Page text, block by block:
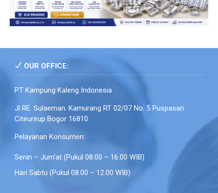
OUR OFFICE:
PT Kampung Kaleng Indonesia
Jl RE. Sulaeman. Kamurang RT 02/07 No. 5 Puspasari
Citeureup Bogor 16810
Pelayanan Konsumen:
Senin – Jum’at (Pukul 08.00 – 16.00 WIB)
Hari Sabtu (Pukul 08.00 – 12.00 WIB)